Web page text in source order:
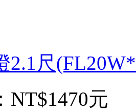
2.1尺
NT$1470元